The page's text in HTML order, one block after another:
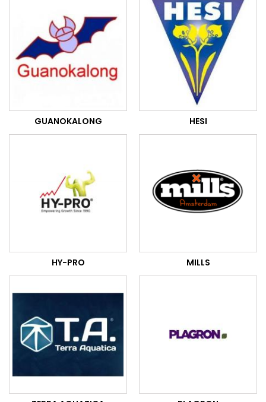
GUANOKALONG HESI
HY-PRO MILLS